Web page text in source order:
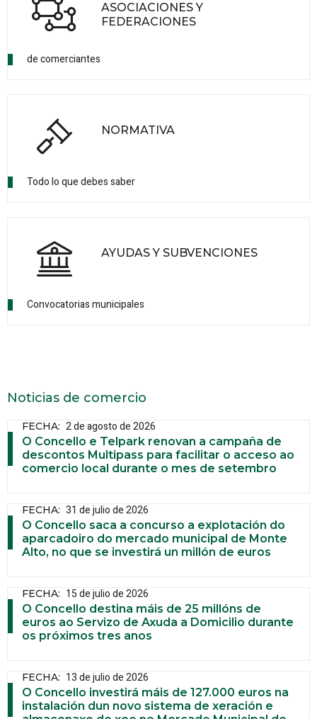
ASOCIACIONES Y
FEDERACIONES
de comerciantes
NORMATIVA
Todo lo que debes saber
AYUDAS Y SUBVENCIONES
Convocatorias municipales
Noticias de comercio
FECHA: 2 de agosto de 2026
O Concello e Telpark renovan a campaña de
descontos Multipass para facilitar o acceso ao
comercio local durante o mes de setembro
FECHA: 31 de julio de 2026
O Concello saca a concurso a explotación do
aparcadoiro do mercado municipal de Monte
Alto, no que se investirá un millón de euros
FECHA: 15 de julio de 2026
O Concello destina máis de 25 millóns de
euros ao Servizo de Axuda a Domicilio durante
os próximos tres anos
FECHA: 13 de julio de 2026
O Concello investirá máis de 127.000 euros na
instalación dun novo sistema de xeración e